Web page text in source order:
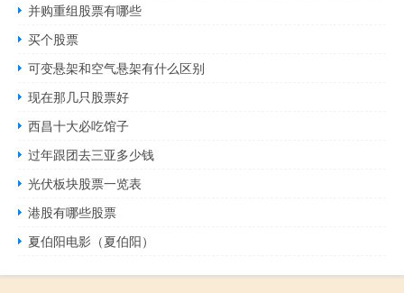
并购重组股票有哪些
买个股票
可变悬架和空气悬架有什么区别
现在那几只股票好
西昌十大必吃馆子
过年跟团去三亚多少钱
光伏板块股票一览表
港股有哪些股票
夏伯阳电影（夏伯阳）